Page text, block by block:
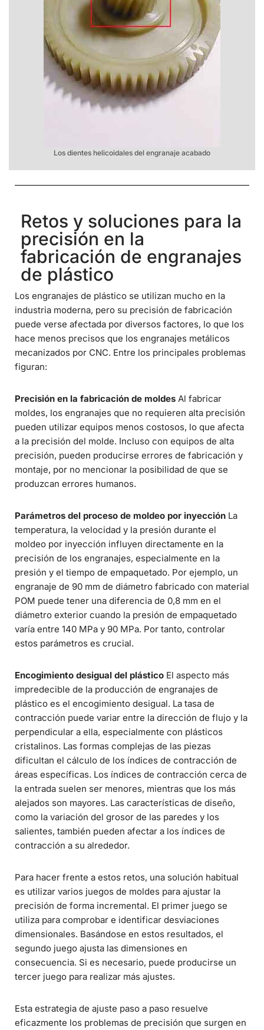
Los dientes helicoidales del engranaje acabado
Retos y soluciones para la
precisión en la
fabricación de engranajes
de plástico
Los engranajes de plástico se utilizan mucho en la
industria moderna, pero su precisión de fabricación
puede verse afectada por diversos factores, lo que los
hace menos precisos que los engranajes metálicos
mecanizados por CNC. Entre los principales problemas
figuran:
Precisión en la fabricación de moldes Al fabricar
moldes, los engranajes que no requieren alta precisión
pueden utilizar equipos menos costosos, lo que afecta
a la precisión del molde. Incluso con equipos de alta
precisión, pueden producirse errores de fabricación y
montaje, por no mencionar la posibilidad de que se
produzcan errores humanos.
Parámetros del proceso de moldeo por inyección La
temperatura, la velocidad y la presión durante el
moldeo por inyección influyen directamente en la
precisión de los engranajes, especialmente en la
presión y el tiempo de empaquetado. Por ejemplo, un
engranaje de 90 mm de diámetro fabricado con material
POM puede tener una diferencia de 0,8 mm en el
diámetro exterior cuando la presión de empaquetado
varía entre 140 MPa y 90 MPa. Por tanto, controlar
estos parámetros es crucial.
Encogimiento desigual del plástico El aspecto más
impredecible de la producción de engranajes de
plástico es el encogimiento desigual. La tasa de
contracción puede variar entre la dirección de flujo y la
perpendicular a ella, especialmente con plásticos
cristalinos. Las formas complejas de las piezas
dificultan el cálculo de los índices de contracción de
áreas específicas. Los índices de contracción cerca de
la entrada suelen ser menores, mientras que los más
alejados son mayores. Las características de diseño,
como la variación del grosor de las paredes y los
salientes, también pueden afectar a los índices de
contracción a su alrededor.
Para hacer frente a estos retos, una solución habitual
es utilizar varios juegos de moldes para ajustar la
precisión de forma incremental. El primer juego se
utiliza para comprobar e identificar desviaciones
dimensionales. Basándose en estos resultados, el
segundo juego ajusta las dimensiones en
consecuencia. Si es necesario, puede producirse un
tercer juego para realizar más ajustes.
Esta estrategia de ajuste paso a paso resuelve
eficazmente los problemas de precisión que surgen en